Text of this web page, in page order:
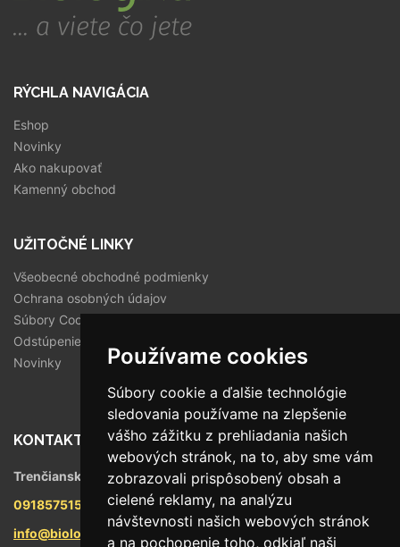
Používame cookies
Súbory cookie a ďalšie technológie
sledovania používame na zlepšenie
vášho zážitku z prehliadania našich
webových stránok, na to, aby sme vám
zobrazovali prispôsobený obsah a
cielené reklamy, na analýzu
návštevnosti našich webových stránok
a na pochopenie toho, odkiaľ naši
RÝCHLA NAVIGÁCIA
Eshop
Novinky
Ako nakupovať
Kamenný obchod
UŽITOČNÉ LINKY
Všeobecné obchodné podmienky
Ochrana osobných údajov
Súbory Cookies
Odstúpenie od zmluvy
Novinky
KONTAKT
Trenčianska 56/F, 821 09 Bratislava
0918575158
info@biologika.sk